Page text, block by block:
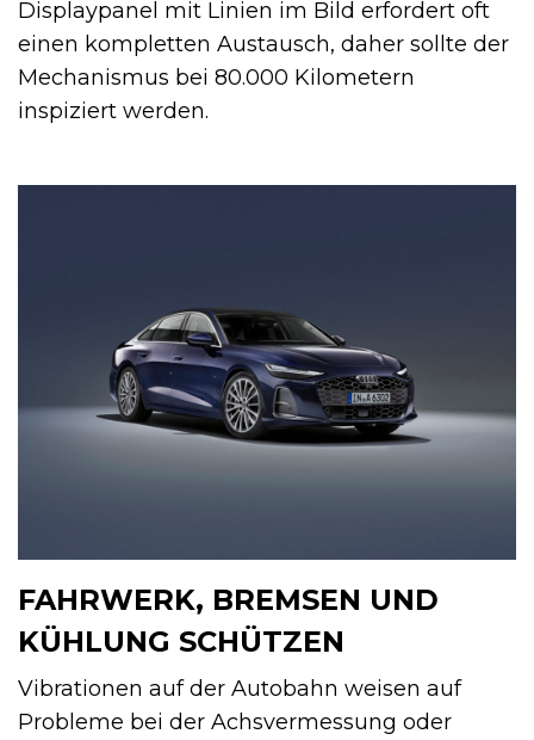
Displaypanel mit Linien im Bild erfordert oft
einen kompletten Austausch, daher sollte der
Mechanismus bei 80.000 Kilometern
inspiziert werden.
FAHRWERK, BREMSEN UND
KÜHLUNG SCHÜTZEN
Vibrationen auf der Autobahn weisen auf
Probleme bei der Achsvermessung oder